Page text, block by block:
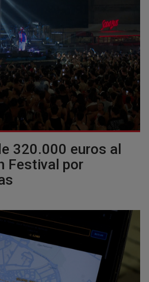
320.000 euros al
Festival por